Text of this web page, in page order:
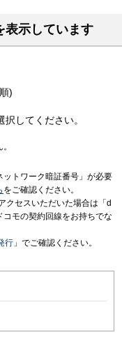
表示しています
)
してください。
ットワーク暗証番号」が必要
をご確認ください。
クセスいただいた場合は「d
モの契約回線をお持ちでな
行 」でご確認ください。